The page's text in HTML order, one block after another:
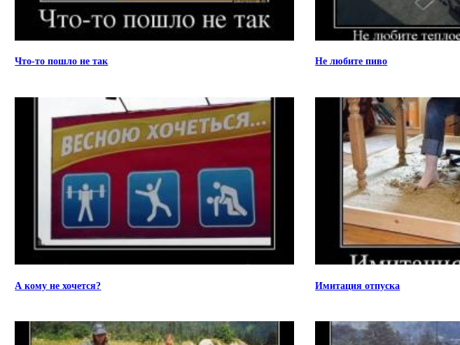
Что-то пошло не так Не любите пиво
А кому не хочется? Имитация отпуска